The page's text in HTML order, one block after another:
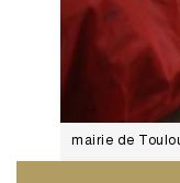
mairie de